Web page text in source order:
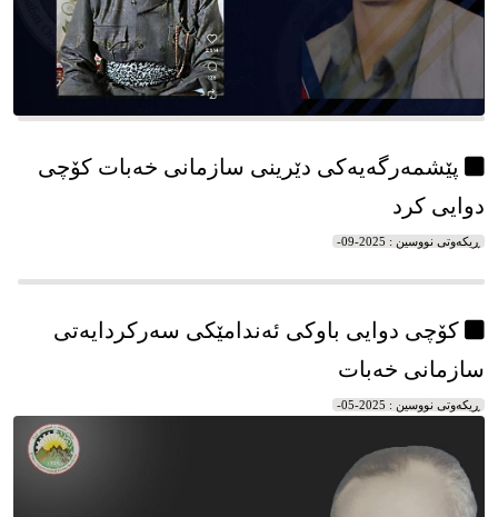
پێشمەرگەیەکی دێرینی سازمانی خەبات کۆچی
دوایی کرد
کۆچی دوایی باوکی ئه‌ندامێکی سه‌رکردایه‌تی
سازمانی خه‌بات